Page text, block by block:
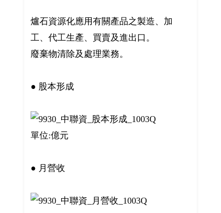
爐石資源化應用有關產品之製造、加
工、代工生產、買賣及進出口。
廢棄物清除及處理業務。
● 股本形成
單位:億元
● 月營收